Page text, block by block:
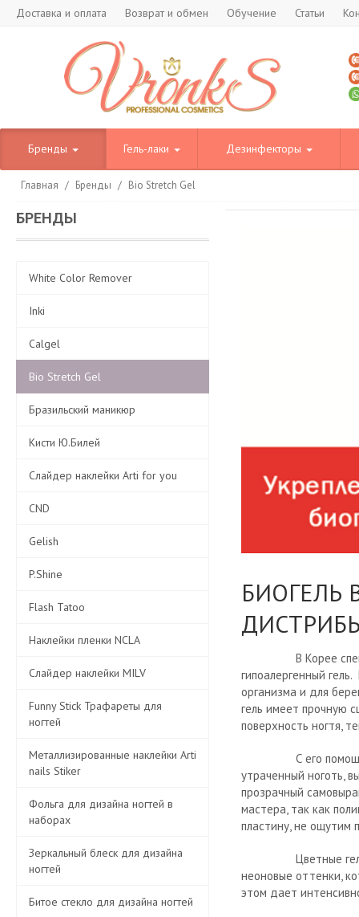
Доставка и оплата Возврат и обмен Обучение Статьи
Бренды Гель-лаки Дезинфекторы
Главная / Бренды / Bio Stretch Gel
БРЕНДЫ
White Color Remover
Inki
Calgel
Bio Stretch Gel
Бразильский маникюр
Кисти Ю.Билей
Слайдер наклейки Arti for you
CND
Gelish
P.Shine
Flash Tatoo
Наклейки пленки NCLA
Слайдер наклейки MILV
Funny Stick Трафареты для
ногтей
Металлизированные наклейки Arti
nails Stiker
Фольга для дизайна ногтей в
наборах
Зеркальный блеск для дизайна
ногтей
Битое стекло для дизайна ногтей
БИОГЕЛЬ
В Корее
гипоалергенный
организма и для
гель имеет прочную
поверхность ногтя,
С его помощью
утраченный ноготь,
прозрачный
мастера, так как
пластину, не ощутим
Цветные гели
неоновые оттенки,
этом дает